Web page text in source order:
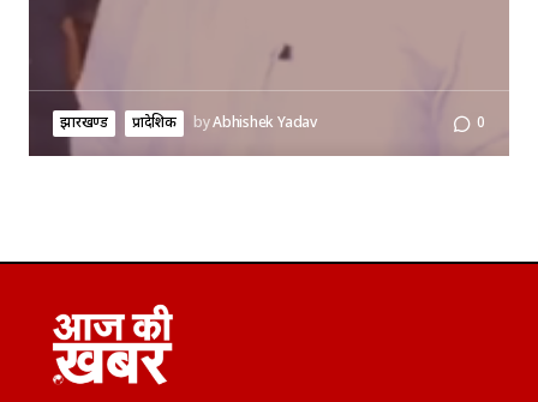
झारखण्ड प्रादेशिक byAbhishek Yadav 0